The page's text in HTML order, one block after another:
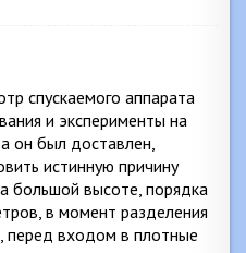
спускаемого аппарата
и эксперименты на
он был доставлен,
истинную причину
большой высоте, порядка
в момент разделения
перед входом в плотные